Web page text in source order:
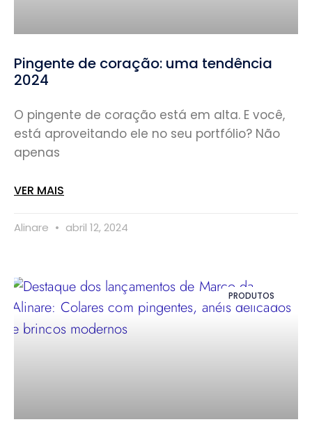
Pingente de coração: uma tendência
2024
O pingente de coração está em alta. E você,
está aproveitando ele no seu portfólio? Não
apenas
VER MAIS
Alinare abril 12, 2024
PRODUTOS